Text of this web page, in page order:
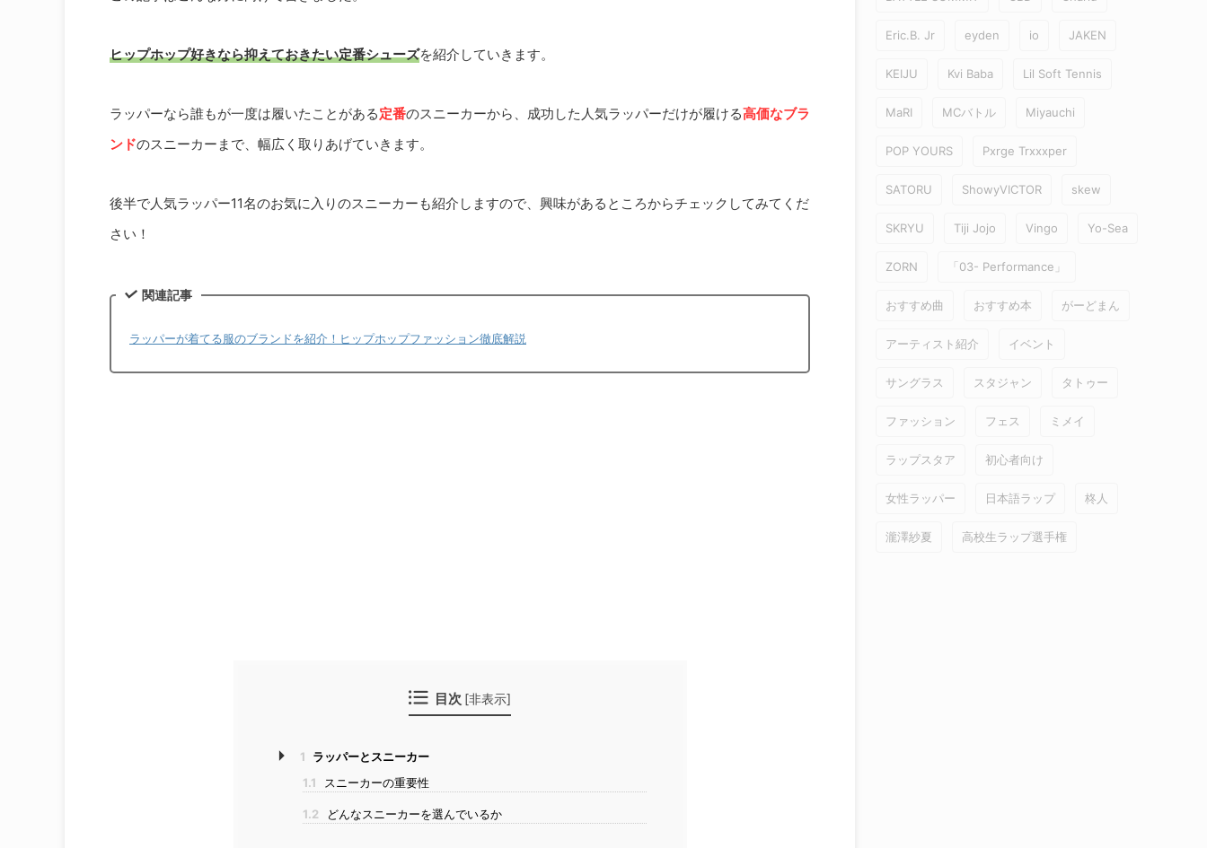
ヒップホップ好きなら抑えておきたい定番シューズを紹介していきます。
ラッパーなら誰もが一度は履いたことがある定番のスニーカーから、成功した人気ラッパーだけが履ける高価なブラ
ンドのスニーカーまで、幅広く取りあげていきます。
後半で人気ラッパー11名のお気に入りのスニーカーも紹介しますので、興味があるところからチェックしてみてくだ
さい！
関連記事
ラッパーが着てる服のブランドを紹介！ヒップホップファッション徹底解説
目次 [非表示]
1
ラッパーとスニーカー
1.1
スニーカーの重要性
1.2 どんなスニーカーを選んでいるか
Eric.B. Jr eyden io JAKEN
KEIJU Kvi Baba Lil Soft Tennis
MaRI MCバトル Miyauchi
POP YOURS Pxrge Trxxxper
SATORU ShowyVICTOR skew
SKRYU Tiji Jojo Vingo Yo-Sea
ZORN 「03- Performance」
おすすめ曲 おすすめ本 がーどまん
アーティスト紹介 イベント
サングラス スタジャン タトゥー
ファッション フェス ミメイ
ラップスタア 初心者向け
女性ラッパー 日本語ラップ 柊人
瀧澤紗夏 高校生ラップ選手権